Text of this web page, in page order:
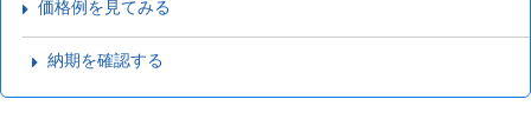
価格例を見てみる
納期を確認する